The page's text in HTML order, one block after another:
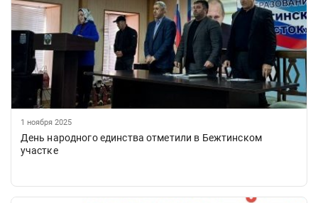
1 ноября 2025
День народного единства отметили в Бежтинском
участке